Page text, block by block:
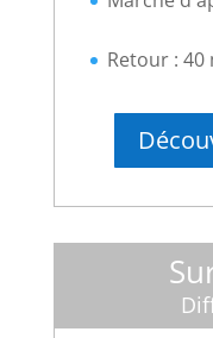
Retour : 40